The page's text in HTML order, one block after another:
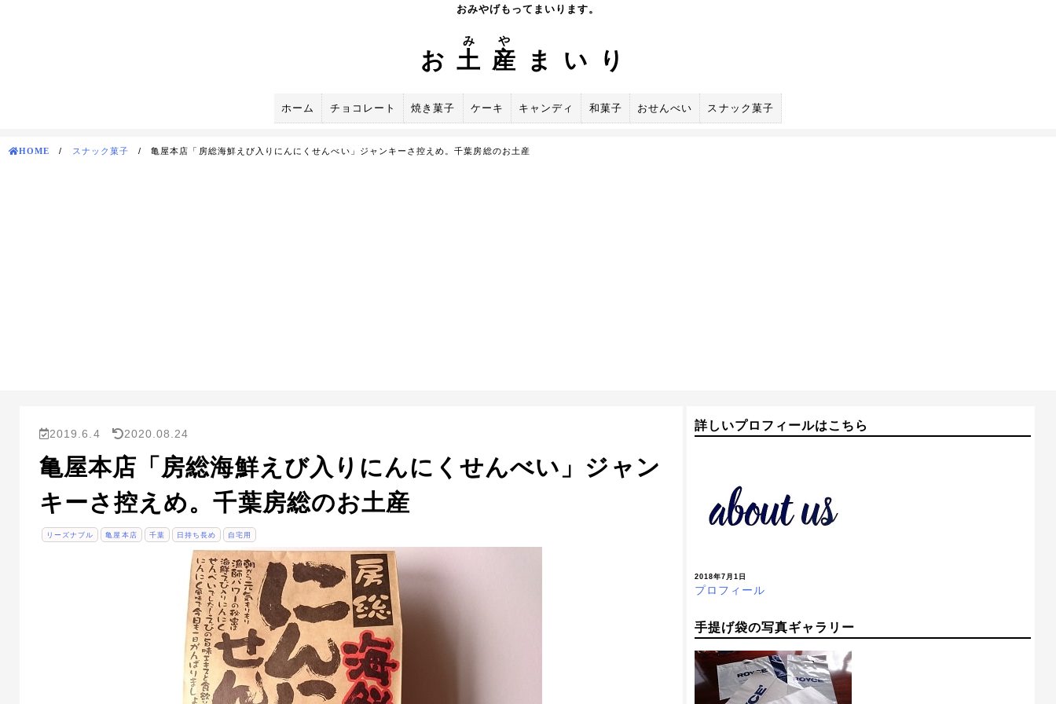
おみやげもってまいります。
お 土
み
産
や
まいり
ホーム チョコレート 焼き菓子 ケーキ キャンディ 和菓子 おせんべい スナック菓子
HOME / スナック菓子 /亀屋本店「房総海鮮えび入りにんにくせんべい」ジャンキーさ控えめ。千葉房総のお土産
2019.6.4 2020.08.24
亀屋本店「房総海鮮えび入りにんにくせんべい」ジャン
キーさ控えめ。千葉房総のお土産
リーズナブル 亀屋本店 千葉 日持ち長め 自宅用
詳しいプロフィールはこちら
2018年7月1日
プロフィール
手提げ袋の写真ギャラリー